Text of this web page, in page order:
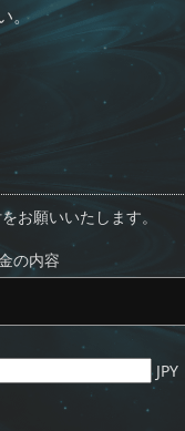
。
お願いいたします。
の内容
JPY